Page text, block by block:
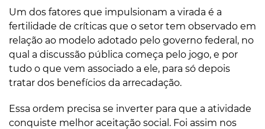
Um dos fatores que impulsionam a virada é a
fertilidade de críticas que o setor tem observado em
relação ao modelo adotado pelo governo federal, no
qual a discussão pública começa pelo jogo, e por
tudo o que vem associado a ele, para só depois
tratar dos benefícios da arrecadação.
Essa ordem precisa se inverter para que a atividade
conquiste melhor aceitação social. Foi assim nos